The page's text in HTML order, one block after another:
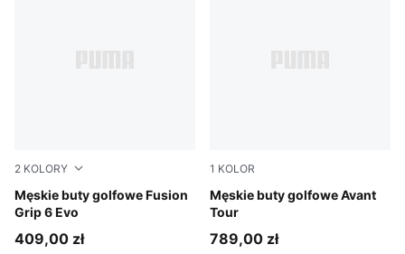
2 KOLORY
Męskie buty golfowe Fusion
Grip 6 Evo
PUMA Black-PUMA Silver
409,00 zł
1 KOLOR
Męskie buty golfowe Avant
Tour
PUMA White-Feather Gray
789,00 zł